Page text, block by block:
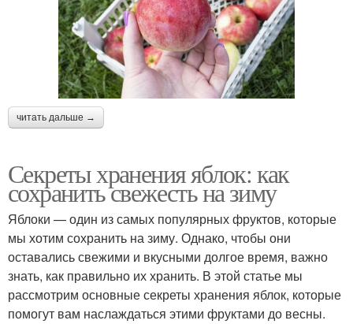
читать дальше →
Секреты хранения яблок: как
сохранить свежесть на зиму
Яблоки — один из самых популярных фруктов, которые
мы хотим сохранить на зиму. Однако, чтобы они
оставались свежими и вкусными долгое время, важно
знать, как правильно их хранить. В этой статье мы
рассмотрим основные секреты хранения яблок, которые
помогут вам наслаждаться этими фруктами до весны.